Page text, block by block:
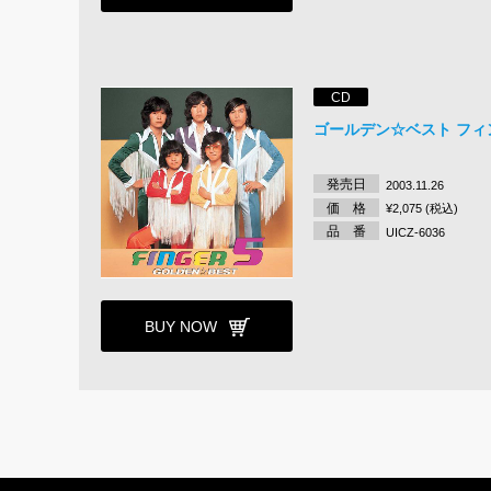
BUY NOW
CD
ゴールデン☆ベスト フィ
発売日 2003.11.26
価 格 ¥2,075 (税込)
品 番 UICZ-6036